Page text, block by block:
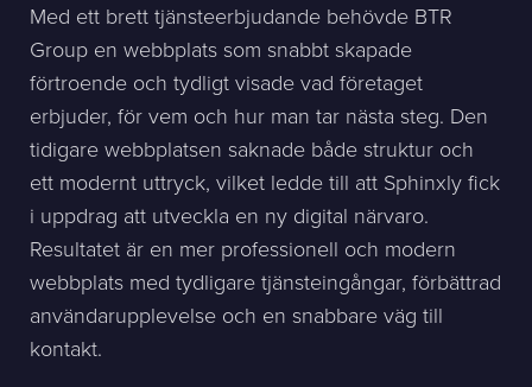
Med ett brett tjänsteerbjudande behövde BTR
Group en webbplats som snabbt skapade
förtroende och tydligt visade vad företaget
erbjuder, för vem och hur man tar nästa steg. Den
tidigare webbplatsen saknade både struktur och
ett modernt uttryck, vilket ledde till att Sphinxly fick
i uppdrag att utveckla en ny digital närvaro.
Resultatet är en mer professionell och modern
webbplats med tydligare tjänsteingångar, förbättrad
användarupplevelse och en snabbare väg till
kontakt.